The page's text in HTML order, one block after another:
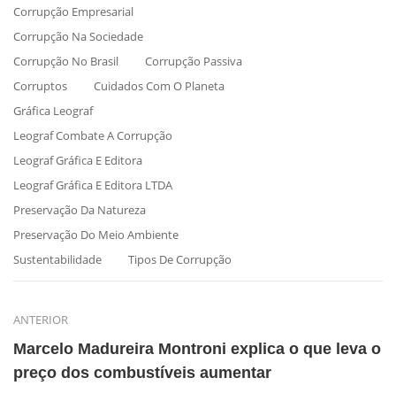
Corrupção Empresarial
Corrupção Na Sociedade
Corrupção No Brasil
Corrupção Passiva
Corruptos
Cuidados Com O Planeta
Gráfica Leograf
Leograf Combate A Corrupção
Leograf Gráfica E Editora
Leograf Gráfica E Editora LTDA
Preservação Da Natureza
Preservação Do Meio Ambiente
Sustentabilidade
Tipos De Corrupção
ANTERIOR
Marcelo Madureira Montroni explica o que leva o
preço dos combustíveis aumentar